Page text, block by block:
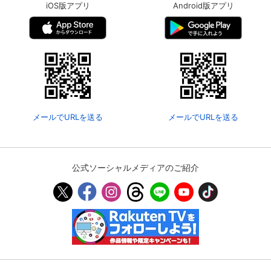
iOS版アプリ
メールでURLを送る
Android版アプリ
メールでURLを送る
公式ソーシャルメディアのご紹介